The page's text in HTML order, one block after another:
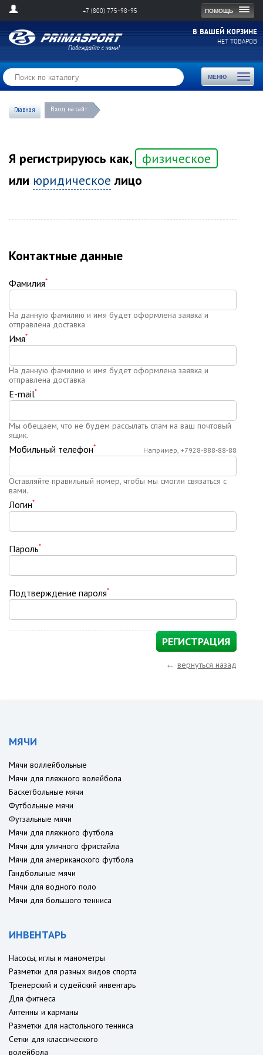
ПОМОЩЬ
+7 (800) 775-98-95
В ВАШЕЙ КОРЗИНЕ
НЕТ ТОВАРОВ
МЕНЮ
Toggle
Главная Вход на сайт
Я регистрируюсь как,
физическое
или юридическое лицо
Контактные данные
Фамилия*
На данную фамилию и имя будет оформлена заявка и
отправлена доставка
Имя*
На данную фамилию и имя будет оформлена заявка и
отправлена доставка
E-mail*
Мы обещаем, что не будем рассылать спам на ваш почтовый
ящик.
Мобильный телефон*
Оставляйте правильный номер, чтобы мы смогли связаться с
вами.
Например, +7928-888-88-88
Логин*
Пароль*
Подтверждение пароля*
← вернуться назад
МЯЧИ
Мячи воллейбольные
Мячи для пляжного волейбола
Баскетбольные мячи
Футбольные мячи
Футзальные мячи
Мячи для пляжного футбола
Мячи для уличного фристайла
Мячи для американского футбола
Гандбольные мячи
Мячи для водного поло
Мячи для большого тенниса
ИНВЕНТАРЬ
Насосы, иглы и манометры
Разметки для разных видов спорта
Тренерский и судейский инвентарь
Для фитнеса
Антенны и карманы
Разметки для настольного тенниса
Сетки для классического
волейбола